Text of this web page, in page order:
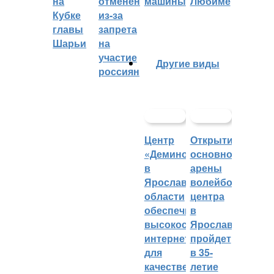
Кубке
главы
Шарьи
из-за
запрета
на
участие
россиян
Другие виды
Центр
«Демино»
в
Ярославской
области
обеспечивают
высокоскоростным
интернетом
для
качественных
Открытие
основной
арены
волейбольного
центра
в
Ярославле
пройдет
в 35-
летие